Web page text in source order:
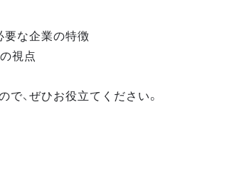
要な企業の特徴
視点
、ぜひお役立てください。